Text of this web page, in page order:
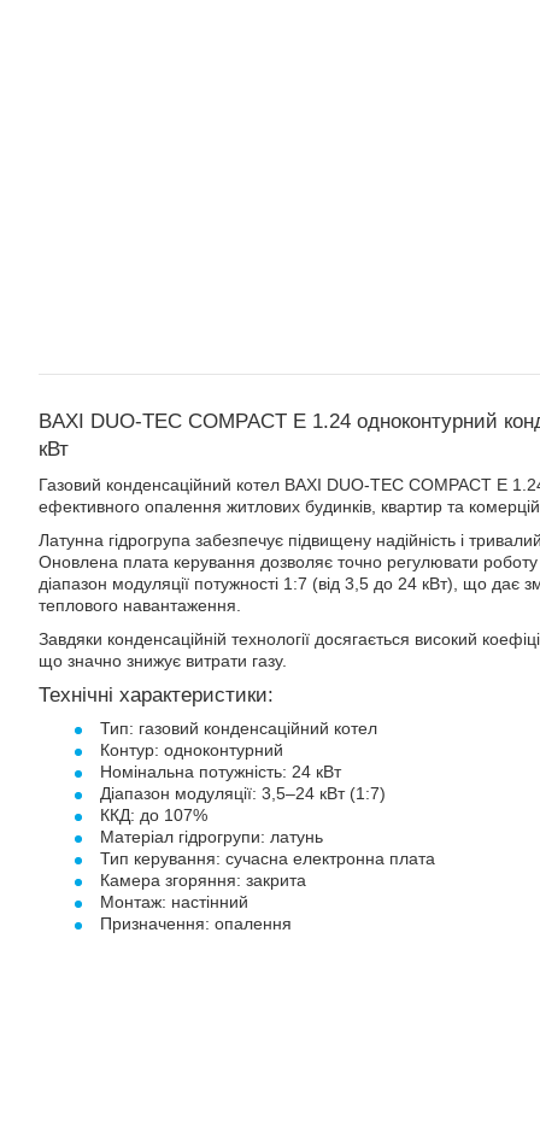
BAXI DUO-TEC COMPACT E 1.24 одноконтурний
кВт
Газовий конденсаційний котел BAXI DUO-TEC COMPACT E
ефективного опалення житлових будинків, квартир та
Латунна гідрогрупа забезпечує підвищену надійність і
Оновлена плата керування дозволяє точно регулювати роботу
діапазон модуляції потужності 1:7 (від 3,5 до 24 кВт), що дає
теплового навантаження.
Завдяки конденсаційній технології досягається високий
що значно знижує витрати газу.
Технічні характеристики:
Тип: газовий конденсаційний котел
Контур: одноконтурний
Номінальна потужність: 24 кВт
Діапазон модуляції: 3,5–24 кВт (1:7)
ККД: до 107%
Матеріал гідрогрупи: латунь
Тип керування: сучасна електронна плата
Камера згоряння: закрита
Монтаж: настінний
Призначення: опалення